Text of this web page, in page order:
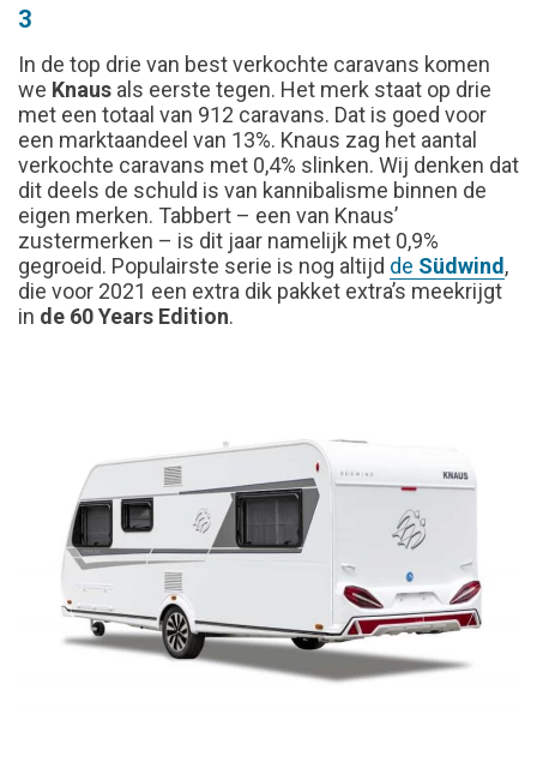
3
In de top drie van best verkochte caravans komen
we Knaus als eerste tegen. Het merk staat op drie
met een totaal van 912 caravans. Dat is goed voor
een marktaandeel van 13%. Knaus zag het aantal
verkochte caravans met 0,4% slinken. Wij denken dat
dit deels de schuld is van kannibalisme binnen de
eigen merken. Tabbert – een van Knaus’
zustermerken – is dit jaar namelijk met 0,9%
gegroeid. Populairste serie is nog altijd de Südwind,
die voor 2021 een extra dik pakket extra’s meekrijgt
in de 60 Years Edition.